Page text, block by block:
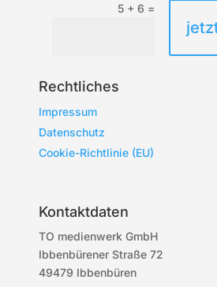
5 + 6 =
Rechtliches
Impressum
Datenschutz
Cookie-Richtlinie (EU)
Kontaktdaten
TO medienwerk GmbH
Ibbenbürener Straße 72
49479 Ibbenbüren